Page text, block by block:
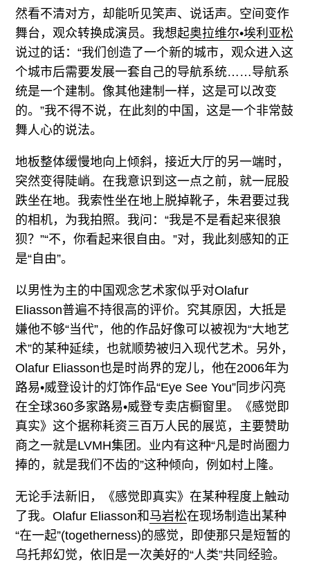
然看不清对方，却能听见笑声、说话声。空间变作
舞台，观众转换成演员。我想起奥拉维尔•埃利亚松
说过的话：“我们创造了一个新的城市，观众进入这
个城市后需要发展一套自己的导航系统……导航系
统是一个建制。像其他建制一样，这是可以改变
的。”我不得不说，在此刻的中国，这是一个非常鼓
舞人心的说法。
地板整体缓慢地向上倾斜，接近大厅的另一端时，
突然变得陡峭。在我意识到这一点之前，就一屁股
跌坐在地。我索性坐在地上脱掉靴子，朱君要过我
的相机，为我拍照。我问：“我是不是看起来很狼
狈？”“不，你看起来很自由。”对，我此刻感知的正
是“自由”。
以男性为主的中国观念艺术家似乎对Olafur
Eliasson普遍不持很高的评价。究其原因，大抵是
嫌他不够“当代”，他的作品好像可以被视为“大地艺
术”的某种延续，也就顺势被归入现代艺术。另外，
Olafur Eliasson也是时尚界的宠儿，他在2006年为
路易•威登设计的灯饰作品“Eye See You”同步闪亮
在全球360多家路易•威登专卖店橱窗里。《感觉即
真实》这个据称耗资三百万人民的展览，主要赞助
商之一就是LVMH集团。业内有这种“凡是时尚圈力
捧的，就是我们不齿的”这种倾向，例如村上隆。
无论手法新旧，《感觉即真实》在某种程度上触动
了我。Olafur Eliasson和 马岩松在现场制造出某种
“在一起”(togetherness)的感觉，即使那只是短暂的
乌托邦幻觉，依旧是一次美好的“人类”共同经验。